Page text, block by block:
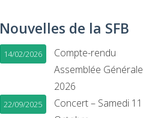
Nouvelles de la SFB
Compte-rendu
Assemblée Générale
2026
14/02/2026
Concert – Samedi 11
22/09/2025